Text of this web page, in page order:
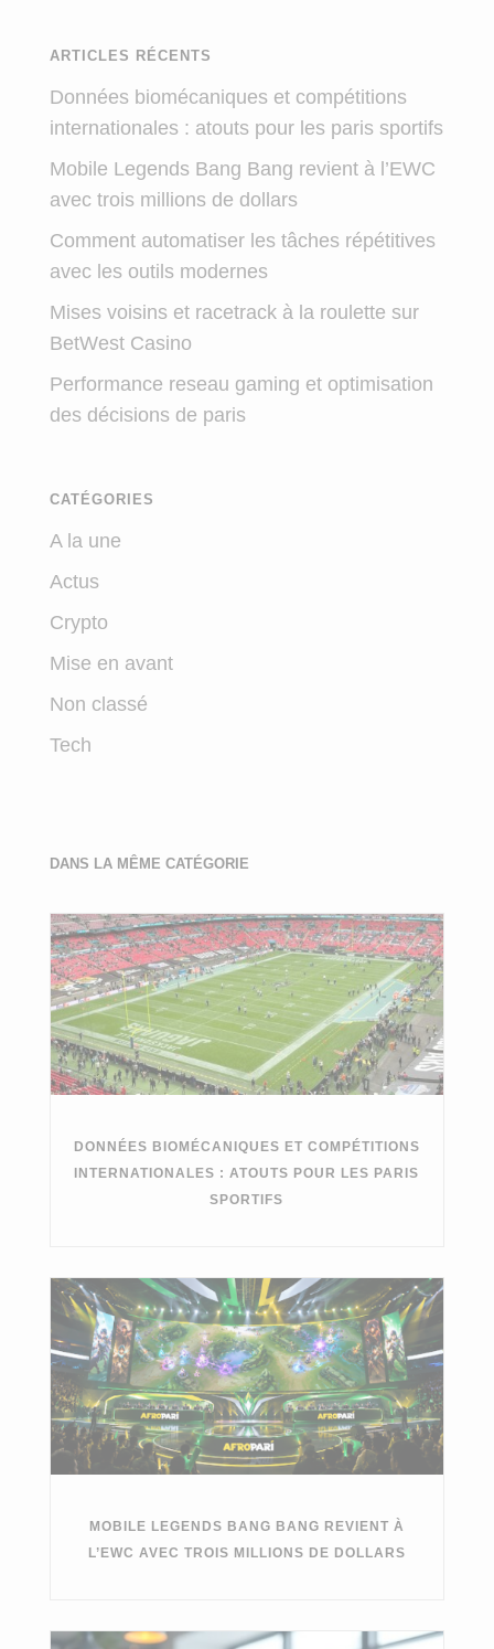
ARTICLES RÉCENTS
Données biomécaniques et compétitions
internationales : atouts pour les paris sportifs
Mobile Legends Bang Bang revient à l’EWC
avec trois millions de dollars
Comment automatiser les tâches répétitives
avec les outils modernes
Mises voisins et racetrack à la roulette sur
BetWest Casino
Performance reseau gaming et optimisation
des décisions de paris
CATÉGORIES
A la une
Actus
Crypto
Mise en avant
Non classé
Tech
DANS LA MÊME CATÉGORIE
DONNÉES BIOMÉCANIQUES ET COMPÉTITIONS
INTERNATIONALES : ATOUTS POUR LES PARIS
SPORTIFS
MOBILE LEGENDS BANG BANG REVIENT À
L’EWC AVEC TROIS MILLIONS DE DOLLARS